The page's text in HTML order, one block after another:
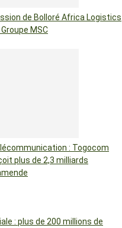
de Bolloré Africa Logistics
MSC
: Togocom
plus de 2,3 milliards
: plus de 200 millions de